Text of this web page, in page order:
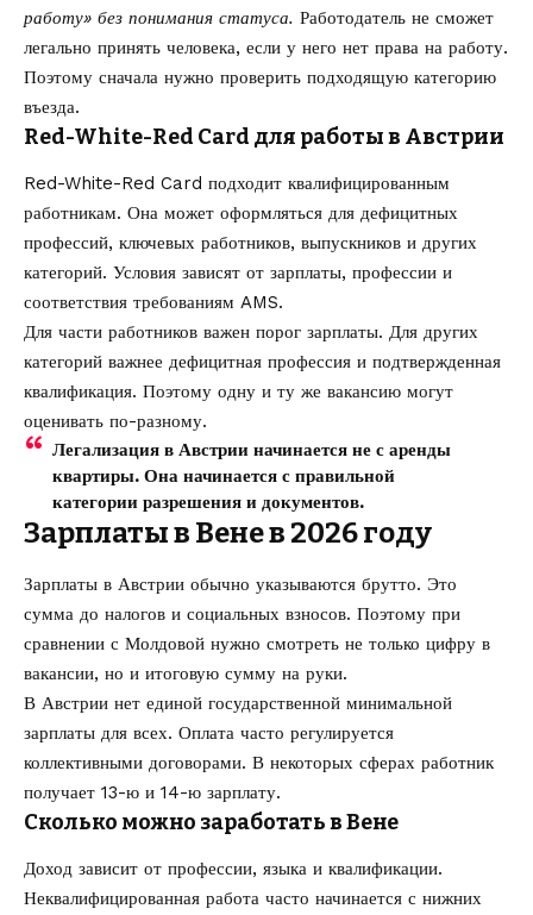
работу» без понимания статуса. Работодатель не сможет
легально принять человека, если у него нет права на работу.
Поэтому сначала нужно проверить подходящую категорию
въезда.
Red-White-Red Card для работы в Австрии
Red-White-Red Card подходит квалифицированным
работникам. Она может оформляться для дефицитных
профессий, ключевых работников, выпускников и других
категорий. Условия зависят от зарплаты, профессии и
соответствия требованиям AMS.
Для части работников важен порог зарплаты. Для других
категорий важнее дефицитная профессия и подтвержденная
квалификация. Поэтому одну и ту же вакансию могут
оценивать по-разному.
Легализация в Австрии начинается не с аренды
квартиры. Она начинается с правильной
категории разрешения и документов.
Зарплаты в Вене в 2026 году
Зарплаты в Австрии обычно указываются брутто. Это
сумма до налогов и социальных взносов. Поэтому при
сравнении с Молдовой нужно смотреть не только цифру в
вакансии, но и итоговую сумму на руки.
В Австрии нет единой государственной минимальной
зарплаты для всех. Оплата часто регулируется
коллективными договорами. В некоторых сферах работник
получает 13-ю и 14-ю зарплату.
Сколько можно заработать в Вене
Доход зависит от профессии, языка и квалификации.
Неквалифицированная работа часто начинается с нижних